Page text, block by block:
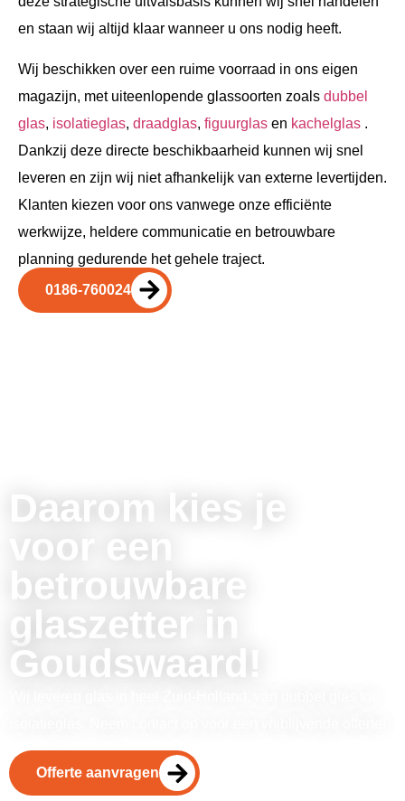
en staan wij altijd klaar wanneer u ons nodig heeft.
Wij beschikken over een ruime voorraad in ons eigen
magazijn, met uiteenlopende glassoorten zoals dubbel
glas, isolatieglas, draadglas, figuurglas en kachelglas .
Dankzij deze directe beschikbaarheid kunnen wij snel
leveren en zijn wij niet afhankelijk van externe levertijden.
Klanten kiezen voor ons vanwege onze efficiënte
werkwijze, heldere communicatie en betrouwbare
planning gedurende het gehele traject.
0186-760024
Daarom kies je
voor een
betrouwbare
glaszetter in
Goudswaard!
Offerte aanvragen